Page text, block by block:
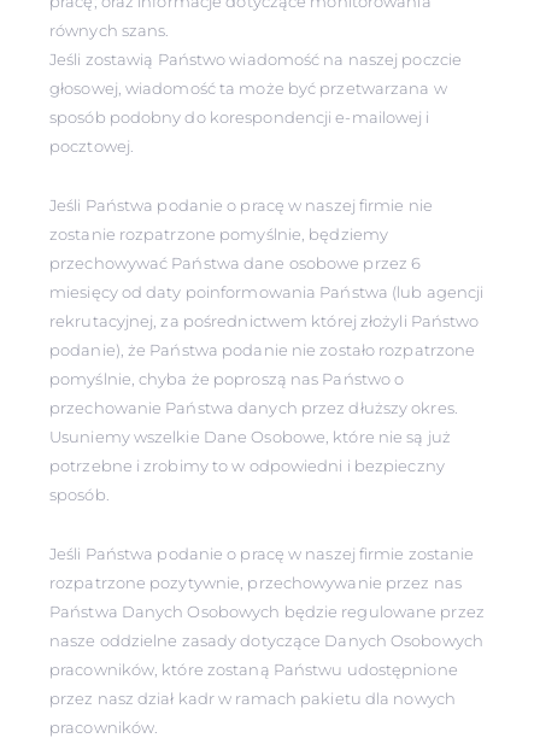
równych szans.
Jeśli zostawią Państwo wiadomość na naszej poczcie
głosowej, wiadomość ta może być przetwarzana w
sposób podobny do korespondencji e-mailowej i
pocztowej.
Jeśli Państwa podanie o pracę w naszej firmie nie
zostanie rozpatrzone pomyślnie, będziemy
przechowywać Państwa dane osobowe przez 6
miesięcy od daty poinformowania Państwa (lub agencji
rekrutacyjnej, za pośrednictwem której złożyli Państwo
podanie), że Państwa podanie nie zostało rozpatrzone
pomyślnie, chyba że poproszą nas Państwo o
przechowanie Państwa danych przez dłuższy okres.
Usuniemy wszelkie Dane Osobowe, które nie są już
potrzebne i zrobimy to w odpowiedni i bezpieczny
sposób.
Jeśli Państwa podanie o pracę w naszej firmie zostanie
rozpatrzone pozytywnie, przechowywanie przez nas
Państwa Danych Osobowych będzie regulowane przez
nasze oddzielne zasady dotyczące Danych Osobowych
pracowników, które zostaną Państwu udostępnione
przez nasz dział kadr w ramach pakietu dla nowych
pracowników.